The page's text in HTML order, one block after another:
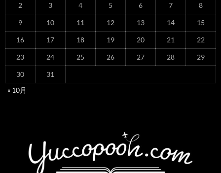
2 3 4 5 6 7 8
9 10 11 12 13 14 15
16 17 18 19 20 21 22
23 24 25 26 27 28 29
30
31
« 10月